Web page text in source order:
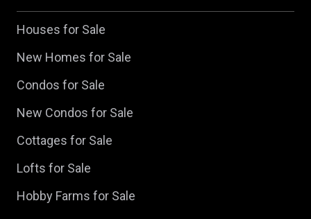
Houses for Sale
New Homes for Sale
Condos for Sale
New Condos for Sale
Cottages for Sale
Lofts for Sale
Hobby Farms for Sale